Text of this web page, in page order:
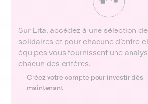
Sur Lita, accédez à une sélection
solidaires et pour chacune d’entre
équipes vous fournissent une
chacun des critères.
Créez votre compte pour investir dès
maintenant